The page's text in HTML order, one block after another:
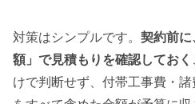
対策はシンプルです。 契約前に
額」で見積もりを確認しておく
けで判断せず、付帯工事費・